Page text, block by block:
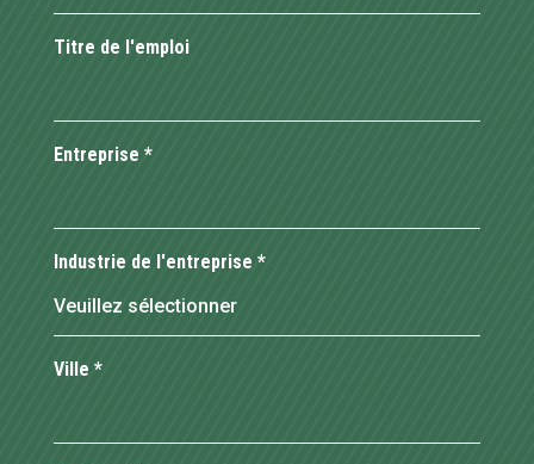
Titre de l'emploi
Entreprise *
Industrie de l'entreprise *
Ville *